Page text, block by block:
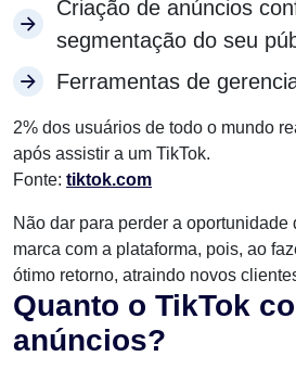
Criação de anúncios
segmentação do seu
Ferramentas de
2% dos usuários de todo o mundo
após assistir a um TikTok.
Fonte: tiktok.com
Não dar para perder a oportunidade
marca com a plataforma, pois, ao
ótimo retorno, atraindo novos
Quanto o TikTok
anúncios?